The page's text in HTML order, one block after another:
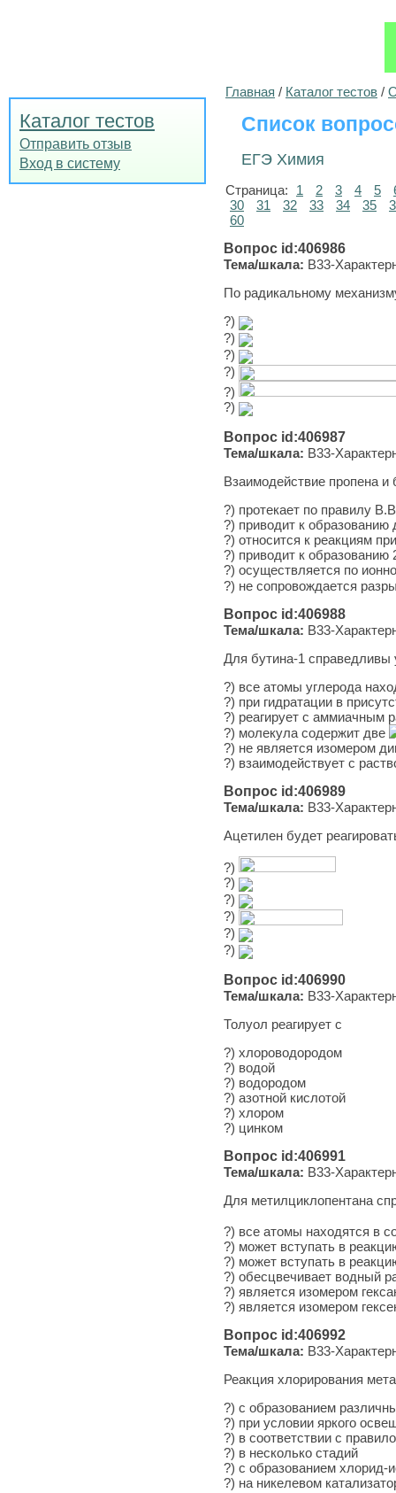
Каталог тестов
Отправить отзыв
Вход в систему
Главная / Каталог тестов /
Список
ЕГЭ Химия
Страница: 1 2 3 4 5
30
31 32 33 34 35
60
Вопрос id:406986
Тема/шкала: B33-
По радикальному
?)
?)
?)
?)
?)
?)
Вопрос id:406987
Тема/шкала: B33-
Взаимодействие пропена и
?) протекает по правилу
?) приводит к образованию
?) относится к реакциям
?) приводит к образованию
?) осуществляется по
?) не сопровождается
Вопрос id:406988
Тема/шкала: B33-
Для бутина-1 справедливы
?) все атомы уг­ле­ро­да
?) при гид­ра­та­ции в
?) реагирует с ам­ми­ач­ным
?) молекула со­дер­жит две
?) не яв­ля­ет­ся изомером
?) взаимодействует с
Вопрос id:406989
Тема/шкала: B33-
Ацетилен будет
?)
?)
?)
?)
?)
?)
Вопрос id:406990
Тема/шкала: B33-
Толуол реагирует с
?) хлороводородом
?) водой
?) водородом
?) азотной кислотой
?) хлором
?) цинком
Вопрос id:406991
Тема/шкала: B33-
Для метилциклопентана
?) все атомы находятся в
?) может вступать в
?) может вступать в
?) обесцвечивает водный
?) является изомером
?) является изомером
Вопрос id:406992
Тема/шкала: B33-
Реакция хлорирования
?) с образованием
?) при условии яркого
?) в соответствии с
?) в несколько стадий
?) с образованием хлорид-
?) на никелевом